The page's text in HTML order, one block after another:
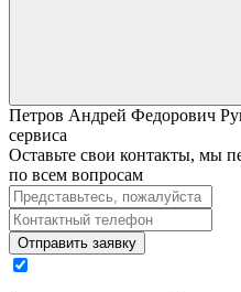
Петров Андрей Федорович
сервиса
Оставьте свои контакты, мы
по всем вопросам
Отправить заявку